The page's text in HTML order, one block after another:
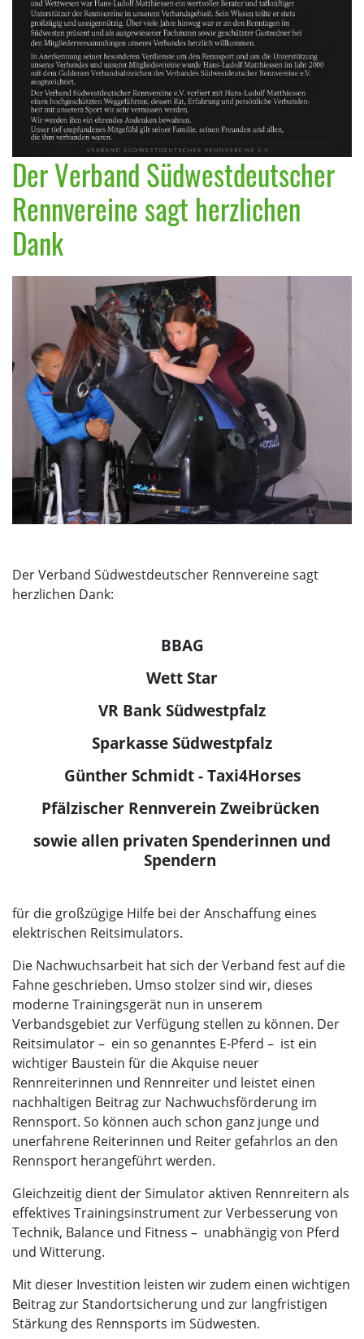
Der Verband Südwestdeutscher
Rennvereine sagt herzlichen
Dank
Der Verband Südwestdeutscher Rennvereine sagt
herzlichen Dank:
BBAG
Wett Star
VR Bank Südwestpfalz
Sparkasse Südwestpfalz
Günther Schmidt - Taxi4Horses
Pfälzischer Rennverein Zweibrücken
sowie allen privaten Spenderinnen und
Spendern
für die großzügige Hilfe bei der Anschaffung eines
elektrischen Reitsimulators.
Die Nachwuchsarbeit hat sich der Verband fest auf die
Fahne geschrieben. Umso stolzer sind wir, dieses
moderne Trainingsgerät nun in unserem
Verbandsgebiet zur Verfügung stellen zu können. Der
Reitsimulator– ein so genanntes E-Pferd – ist ein
wichtiger Baustein für die Akquise neuer
Rennreiterinnen und Rennreiter und leistet einen
nachhaltigen Beitrag zur Nachwuchsförderung im
Rennsport. So können auch schon ganz junge und
unerfahrene Reiterinnen und Reiter gefahrlos an den
Rennsport herangeführt werden.
Gleichzeitig dient der Simulator aktiven Rennreitern als
effektives Trainingsinstrument zur Verbesserung von
Technik, Balance und Fitness – unabhängig von Pferd
und Witterung.
Mit dieser Investition leisten wir zudem einen wichtigen
Beitrag zur Standortsicherung und zur langfristigen
Stärkung des Rennsports im Südwesten.